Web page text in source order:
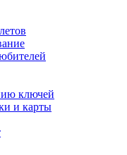
ключей
и карты